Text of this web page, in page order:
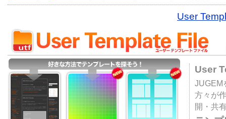
User
User
JUGEM
方々が
開・共